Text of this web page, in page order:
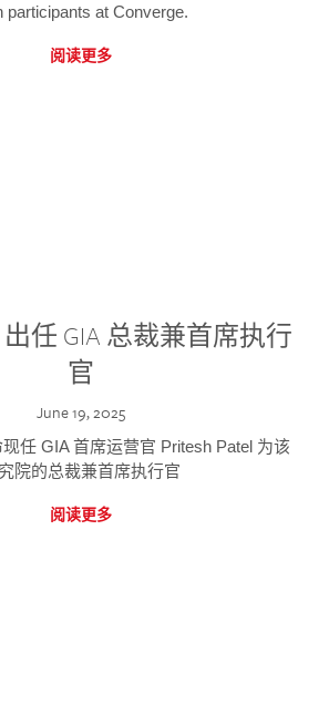
participants at Converge.
阅读更多
出任 GIA 总裁兼首席执行
官
June 19, 2025
任 GIA 首席运营官 Pritesh Patel 为该
院的总裁兼首席执行官
阅读更多